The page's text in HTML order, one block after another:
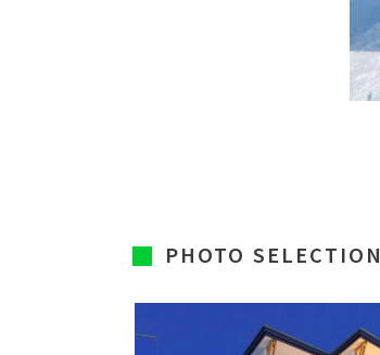
PHOTO SELECTION